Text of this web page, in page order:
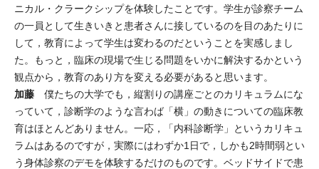
ニカル・クラークシップを体験したことです。学生が診察チーム
の一員として生きいきと患者さんに接しているのを目のあたりに
して，教育によって学生は変わるのだということを実感しまし
た。もっと，臨床の現場で生じる問題をいかに解決するかという
観点から，教育のあり方を変える必要があると思います。
加藤 僕たちの大学でも，縦割りの講座ごとのカリキュラムにな
っていて，診断学のような言わば「横」の動きについての臨床教
育はほとんどありません。一応，「内科診断学」というカリキュ
ラムはあるのですが，実際にはわずか1日で，しかも2時間弱とい
う身体診察のデモを体験するだけのものです。ベッドサイドで患